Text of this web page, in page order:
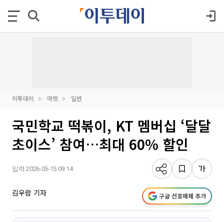
이투데이 마켓 일반
국민학교 떡볶이, KT 멤버십 ‘달달
초이스’ 참여…최대 60% 할인
입력 2026-05-15 09:14
김우람 기자 구글 선호매체 추가